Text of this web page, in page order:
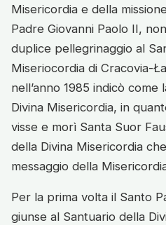
Misericordia e della
Padre Giovanni Paolo II,
duplice pellegrinaggio al
Miseriocordia di Cracovia-
nell’anno 1985 indicò
Divina Misericordia, in
visse e morì Santa Suor
della Divina Misericordia
messaggio della
Per la prima volta il Santo
giunse al Santuario della